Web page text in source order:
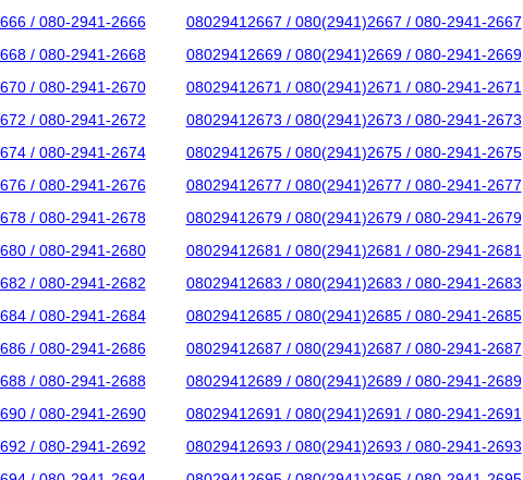
/ 080-2941-2666
08029412667 / 080(2941)2667 / 080-2941-2667
/ 080-2941-2668
08029412669 / 080(2941)2669 / 080-2941-2669
/ 080-2941-2670
08029412671 / 080(2941)2671 / 080-2941-2671
/ 080-2941-2672
08029412673 / 080(2941)2673 / 080-2941-2673
/ 080-2941-2674
08029412675 / 080(2941)2675 / 080-2941-2675
/ 080-2941-2676
08029412677 / 080(2941)2677 / 080-2941-2677
/ 080-2941-2678
08029412679 / 080(2941)2679 / 080-2941-2679
/ 080-2941-2680
08029412681 / 080(2941)2681 / 080-2941-2681
/ 080-2941-2682
08029412683 / 080(2941)2683 / 080-2941-2683
/ 080-2941-2684
08029412685 / 080(2941)2685 / 080-2941-2685
/ 080-2941-2686
08029412687 / 080(2941)2687 / 080-2941-2687
/ 080-2941-2688
08029412689 / 080(2941)2689 / 080-2941-2689
/ 080-2941-2690
08029412691 / 080(2941)2691 / 080-2941-2691
/ 080-2941-2692
08029412693 / 080(2941)2693 / 080-2941-2693